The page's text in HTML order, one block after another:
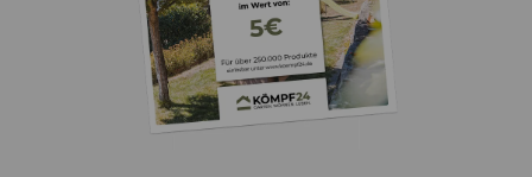
Professioneller Montageservice
zum Festpreis erhältlich
(nur bei gleichzeitiger Montage
eines Gartenhauses möglich)